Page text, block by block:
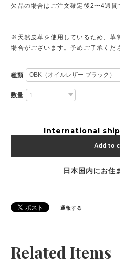
欠品の場合はご注文確定後2〜4週間
※天然皮革を使用しているため、革
場合がございます。予めご了承くだ
種類
数量
International
Add to
日本国内にお住
通報する
Related Items